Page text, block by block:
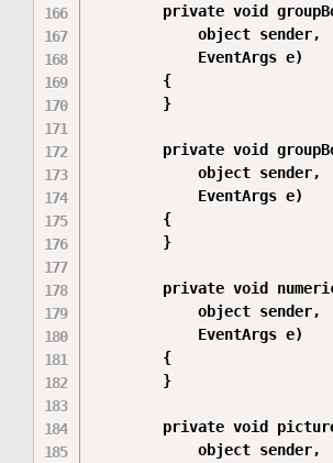
private void
            object sender,
            EventArgs e)
        {
        }
private void
            object sender,
            EventArgs e)
        {
        }
private void
            object sender,
            EventArgs e)
        {
        }
private void
            object sender,